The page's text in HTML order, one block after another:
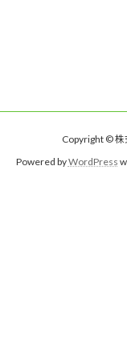
Copyright © 株
Powered byWordPress